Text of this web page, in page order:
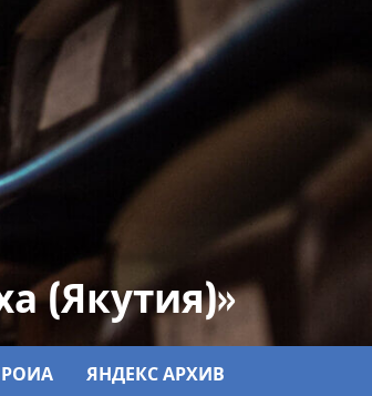
(Якутия)»
ЯНДЕКС АРХИВ